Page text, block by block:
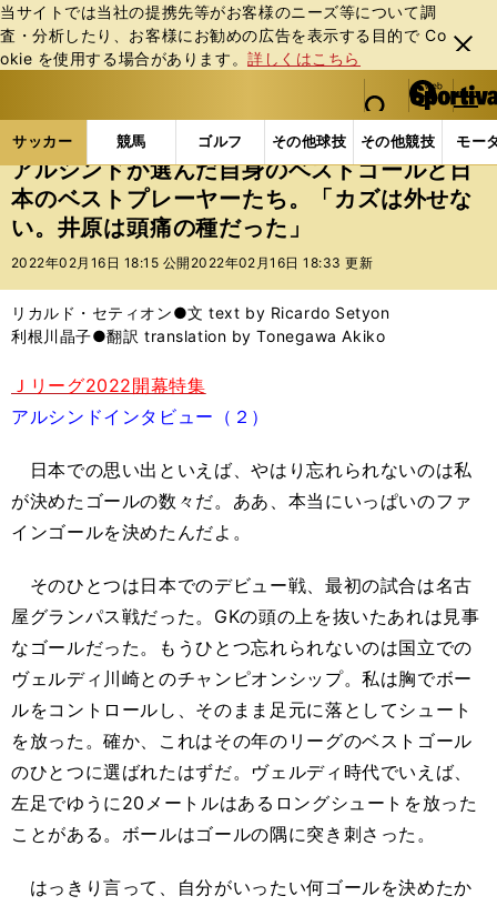
当サイトでは当社の提携先等がお客様のニーズ等について調
査・分析したり、お客様にお勧めの広告を表⽰する⽬的で Co
okie を使⽤する場合があります。詳しくはこちら
閉じ
る
web Sportiva (webスポルティーバ)
検索
マイペ
ー
ジ
メニュ
サッカー 競馬 ゴルフ その他球技 その他競技 モー
ス
ポ
ル
テ
ー
バ
サッカーの記事一覧 Jリーグ他 Jリーグ アルシ
アルシンドが選んだ自身のベストゴールと日
本のベストプレーヤーたち。「カズは外せな
い。井原は頭痛の種だった」
2022年02月16日 18:15 公開 2022年02月16日 18:33 更新
リカルド・セティオン●文 text by Ricardo Setyon
利根川晶子●翻訳 translation by Tonegawa Akiko
Ｊリーグ2022開幕特集
アルシンドインタビュー（２）
日本での思い出といえば、やはり忘れられないのは私
が決めたゴールの数々だ。ああ、本当にいっぱいのファ
インゴールを決めたんだよ。
そのひとつは日本でのデビュー戦、最初の試合は名古
屋グランパス戦だった。GKの頭の上を抜いたあれは見事
なゴールだった。もうひとつ忘れられないのは国立での
ヴェルディ川崎とのチャンピオンシップ。私は胸でボー
ルをコントロールし、そのまま足元に落としてシュート
を放った。確か、これはその年のリーグのベストゴール
のひとつに選ばれたはずだ。ヴェルディ時代でいえば、
左足でゆうに20メートルはあるロングシュートを放った
ことがある。ボールはゴールの隅に突き刺さった。
はっきり言って、自分がいったい何ゴールを決めたか